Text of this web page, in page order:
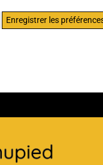
Enregistrer les